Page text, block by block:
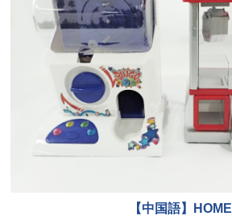
【中国語】HOME